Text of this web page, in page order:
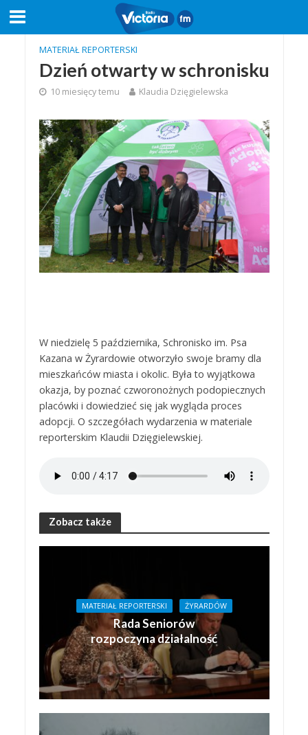
MATERIAŁ REPORTERSKI
Dzień otwarty w schronisku
10 miesięcy temu Klaudia Dzięgielewska
W niedzielę 5 października, Schronisko im. Psa
Kazana w Żyrardowie otworzyło swoje bramy dla
mieszkańców miasta i okolic. Była to wyjątkowa
okazja, by poznać czworonożnych podopiecznych
placówki i dowiedzieć się jak wygląda proces
adopcji. O szczegółach wydarzenia w materiale
reporterskim Klaudii Dzięgielewskiej.
Zobacz także
MATERIAŁ REPORTERSKI ŻYRARDÓW
Rada Seniorów
rozpoczyna działalność